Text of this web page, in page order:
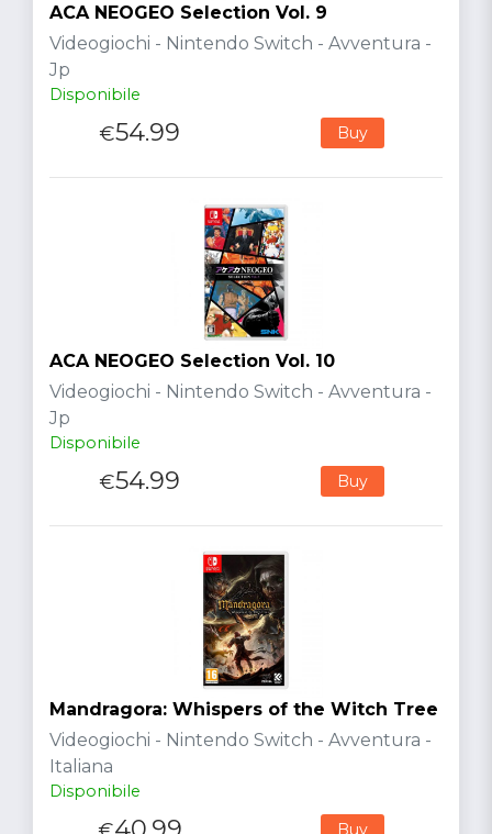
ACA NEOGEO Selection Vol. 9
Videogiochi - Nintendo Switch - Avventura -
Jp
Disponibile
€54.99 Buy
ACA NEOGEO Selection Vol. 10
Videogiochi - Nintendo Switch - Avventura -
Jp
Disponibile
€54.99 Buy
Mandragora: Whispers of the Witch Tree
Videogiochi - Nintendo Switch - Avventura -
Italiana
Disponibile
Buy